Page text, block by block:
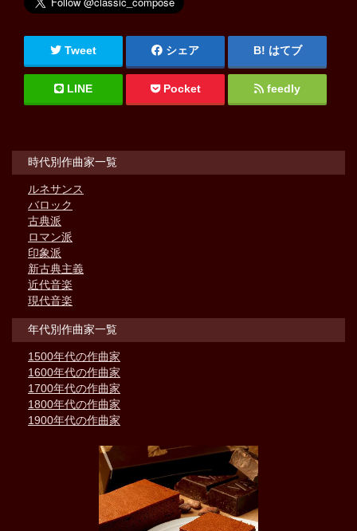
Tweet シェア はてブ
LINE Pocket feedly
時代別作曲家一覧
ルネサンス
バロック
古典派
ロマン派
印象派
新古典主義
近代音楽
現代音楽
年代別作曲家一覧
1500年代の作曲家
1600年代の作曲家
1700年代の作曲家
1800年代の作曲家
1900年代の作曲家